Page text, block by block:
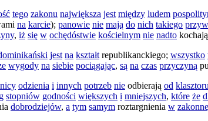
tego zakonu największa jest między ludem
na karcie); panowie nie mają do nich takiego
, iż się w ochędóstwie kościelnym nie nadto kochają
jest na kształt republikanckiego; wszystko
wygody na siebie pociągając, są na czas przyczyną
odzienia i innych potrzeb nie odbierają od klasztoru
stopniów godności większych i mniejszych, które że
dobrodziejów, a tym samym roztargnienia w